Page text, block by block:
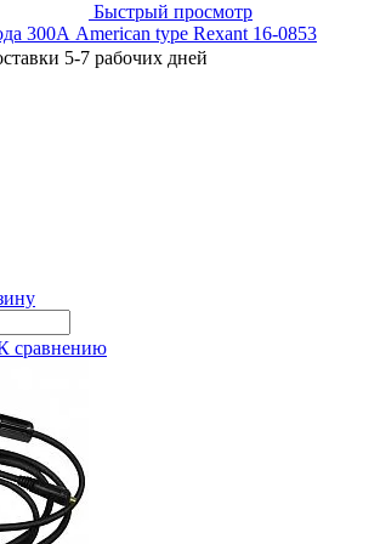
Быстрый просмотр
300А American type Rexant 16-0853
5-7 рабочих дней
сравнению